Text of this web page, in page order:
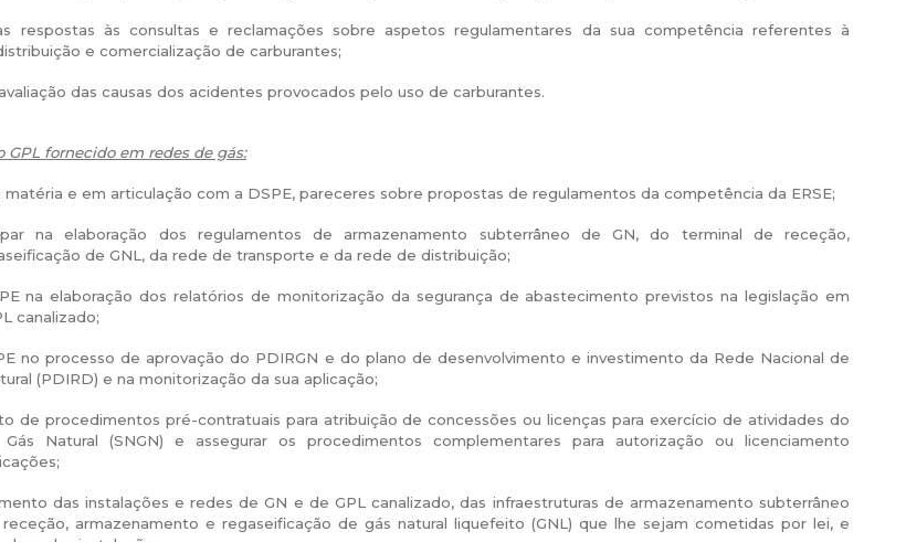
respostas às consultas e reclamações sobre aspetos regulamentares da sua competência referentes à
e comercialização de carburantes;
das causas dos acidentes provocados pelo uso de carburantes.
GPL fornecido em redes de gás:
matéria e em articulação com a DSPE, pareceres sobre propostas de regulamentos da competência da ERSE;
na elaboração dos regulamentos de armazenamento subterrâneo de GN, do terminal de receção,
de GNL, da rede de transporte e da rede de distribuição;
na elaboração dos relatórios de monitorização da segurança de abastecimento previstos na legislação em
canalizado;
no processo de aprovação do PDIRGN e do plano de desenvolvimento e investimento da Rede Nacional de
(PDIRD) e na monitorização da sua aplicação;
de procedimentos pré-contratuais para atribuição de concessões ou licenças para exercício de atividades do
Natural (SNGN) e assegurar os procedimentos complementares para autorização ou licenciamento
das instalações e redes de GN e de GPL canalizado, das infraestruturas de armazenamento subterrâneo
armazenamento e regaseificação de gás natural liquefeito (GNL) que lhe sejam cometidas por lei, e